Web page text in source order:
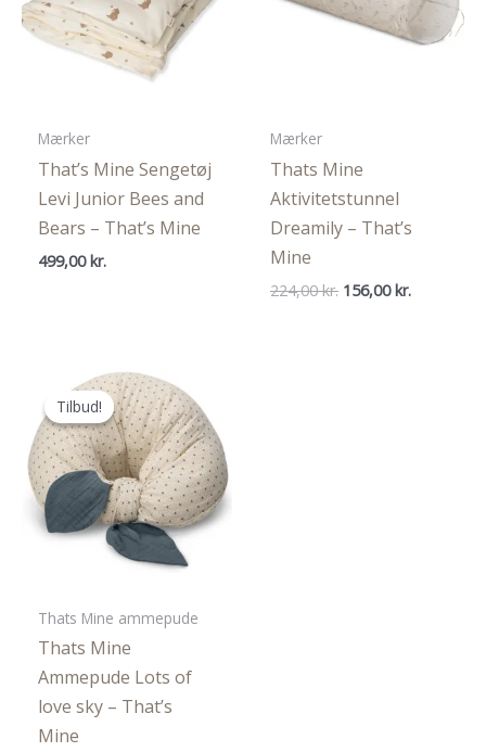
Mærker
That’s Mine Sengetøj
Levi Junior Bees and
Bears – That’s Mine
499,00kr.
Mærker
Thats Mine
Aktivitetstunnel
Dreamily – That’s
Mine
224,00kr. Den
156,00kr.
Tilbud!
Tilbud!
Thats Mine ammepude
Thats Mine
Ammepude Lots of
love sky – That’s
Mine